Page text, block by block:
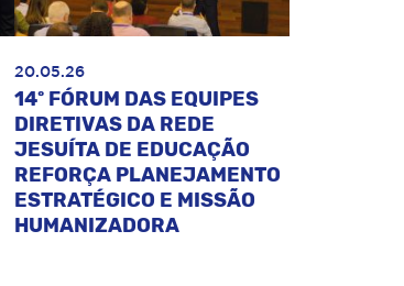
20.05.26
14º FÓRUM DAS EQUIPES
DIRETIVAS DA REDE
JESUÍTA DE EDUCAÇÃO
REFORÇA PLANEJAMENTO
ESTRATÉGICO E MISSÃO
HUMANIZADORA